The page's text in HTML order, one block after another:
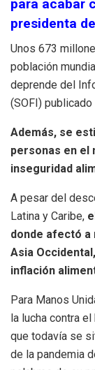
para acabar
presidenta
Unos 673
población
deprende del
(SOFI)
Además, se
personas en el
inseguridad
A pesar del
Latina y Caribe,
donde afectó a
Asia
inflación
Para Manos
la lucha contra
que todavía se
de la pandemia